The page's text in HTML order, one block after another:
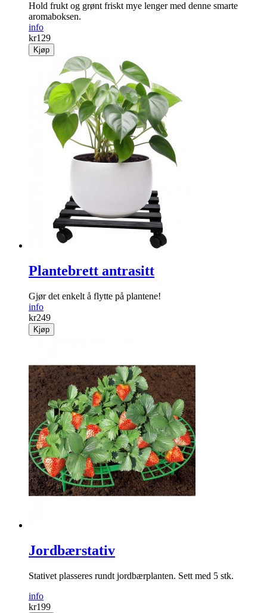
Hold frukt og grønt friskt mye lenger med denne smarte
aromaboksen.
info
kr129
Kjøp
Plantebrett antrasitt
Gjør det enkelt å flytte på ­plantene!
info
kr249
Kjøp
Jordbærstativ
Stativet plasseres rundt jordbærplanten. Sett med 5 stk.
info
kr199